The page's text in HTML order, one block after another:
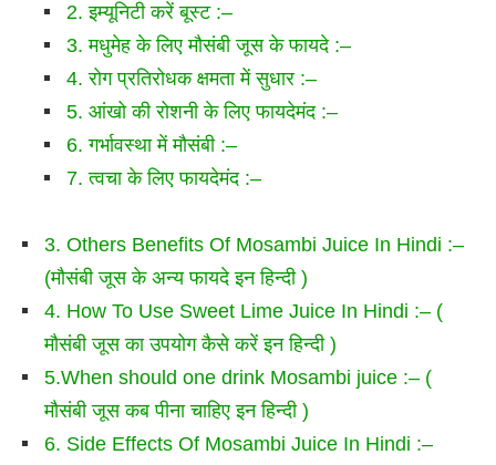
2. इम्यूनिटी करें बूस्ट :–
3. मधुमेह के लिए मौसंबी जूस के फायदे :–
4. रोग प्रतिरोधक क्षमता में सुधार :–
5. आंखो की रोशनी के लिए फायदेमंद :–
6. गर्भावस्था में मौसंबी :–
7. त्वचा के लिए फायदेमंद :–
3. Others Benefits Of Mosambi Juice In Hindi :–
(मौसंबी जूस के अन्य फायदे इन हिन्दी )
4. How To Use Sweet Lime Juice In Hindi :– (
मौसंबी जूस का उपयोग कैसे करें इन हिन्दी )
5.When should one drink Mosambi juice :– (
मौसंबी जूस कब पीना चाहिए इन हिन्दी )
6. Side Effects Of Mosambi Juice In Hindi :–